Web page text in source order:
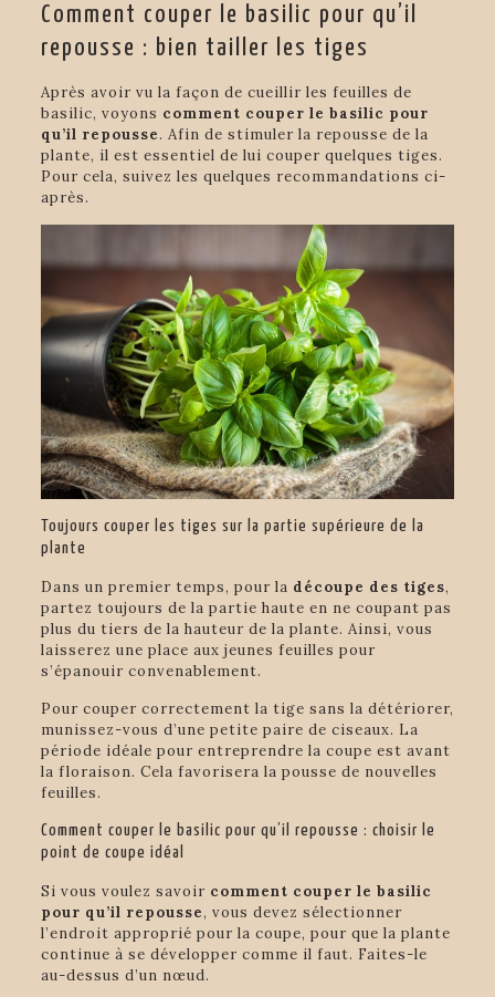
Comment couper le basilic pour qu’il
repousse : bien tailler les tiges
Après avoir vu la façon de cueillir les feuilles de
basilic, voyons comment couper le basilic pour
qu’il repousse. Afin de stimuler la repousse de la
plante, il est essentiel de lui couper quelques tiges.
Pour cela, suivez les quelques recommandations ci-
après.
Toujours couper les tiges sur la partie supérieure de la
plante
Dans un premier temps, pour la découpe des tiges,
partez toujours de la partie haute en ne coupant pas
plus du tiers de la hauteur de la plante. Ainsi, vous
laisserez une place aux jeunes feuilles pour
s’épanouir convenablement.
Pour couper correctement la tige sans la détériorer,
munissez-vous d’une petite paire de ciseaux. La
période idéale pour entreprendre la coupe est avant
la floraison. Cela favorisera la pousse de nouvelles
feuilles.
Comment couper le basilic pour qu’il repousse : choisir le
point de coupe idéal
Si vous voulez savoir comment couper le basilic
pour qu’il repousse, vous devez sélectionner
l’endroit approprié pour la coupe, pour que la plante
continue à se développer comme il faut. Faites-le
au-dessus d’un nœud.